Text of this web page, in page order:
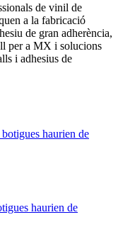
de vinil de
a la fabricació
de gran adherència,
per a MX i solucions
i adhesius de
haurien de